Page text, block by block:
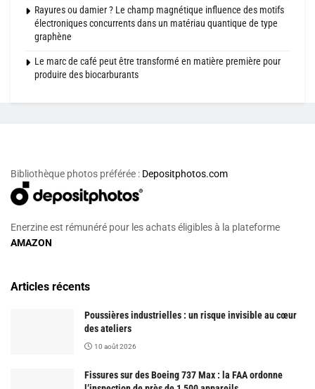
Rayures ou damier ? Le champ magnétique influence des motifs
électroniques concurrents dans un matériau quantique de type
graphène
Le marc de café peut être transformé en matière première pour
produire des biocarburants
Bibliothèque photos préférée : Depositphotos.com
Enerzine est rémunéré pour les achats éligibles à la plateforme
AMAZON
Articles récents
Poussières industrielles : un risque invisible au cœur
des ateliers
10 août 2026
Fissures sur des Boeing 737 Max : la FAA ordonne